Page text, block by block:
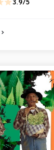
3.9/5